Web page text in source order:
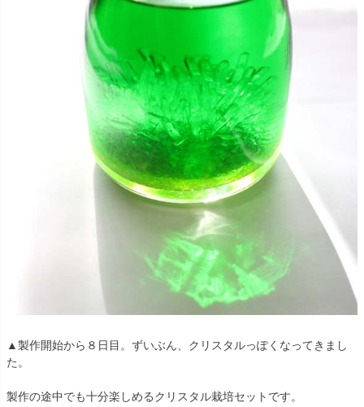
▲製作開始から８日目。ずいぶん、クリスタルっぽくなってきまし
た。
製作の途中でも十分楽しめるクリスタル栽培セットです。